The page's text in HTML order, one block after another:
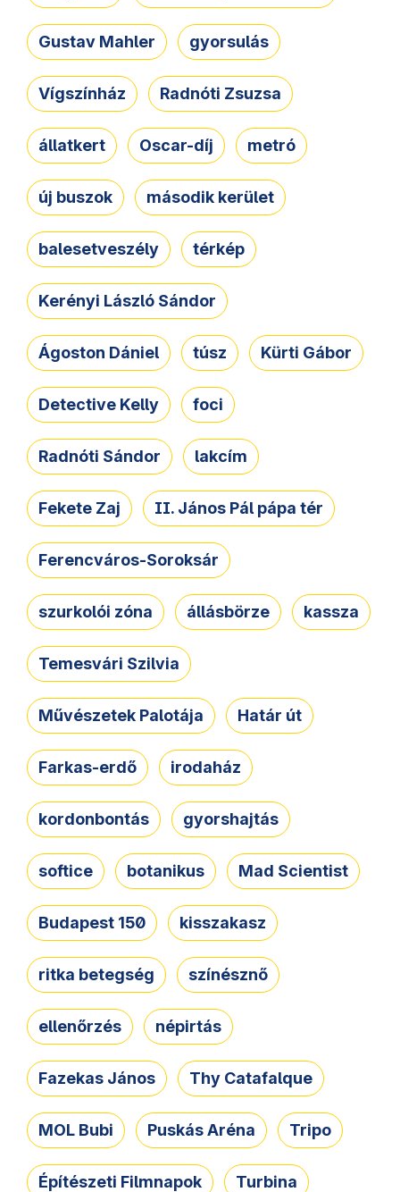
Gustav Mahler gyorsulás
Vígszínház Radnóti Zsuzsa
állatkert Oscar-díj metró
új buszok második kerület
balesetveszély térkép
Kerényi László Sándor
Ágoston Dániel túsz Kürti Gábor
Detective Kelly foci
Radnóti Sándor lakcím
Fekete Zaj II. János Pál pápa tér
Ferencváros-Soroksár
szurkolói zóna állásbörze kassza
Temesvári Szilvia
Művészetek Palotája Határ út
Farkas-erdő irodaház
kordonbontás gyorshajtás
softice botanikus Mad Scientist
Budapest 150 kisszakasz
ritka betegség színésznő
ellenőrzés népirtás
Fazekas János Thy Catafalque
MOL Bubi Puskás Aréna Tripo
Építészeti Filmnapok Turbina